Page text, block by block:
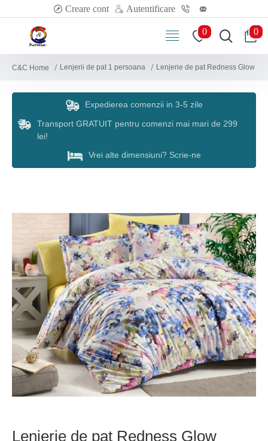
Creare cont Autentificare
0 0
C&C Home Lenjerii de pat 1 persoana Lenjerie de pat Redness Glow
Expedierea comenzii in 3-5 zile
Transport GRATUIT pentru comenzi mai mari de 299
lei!
Vrei alte dimensiuni? Scrie-ne
Lenjerie de pat Redness Glow